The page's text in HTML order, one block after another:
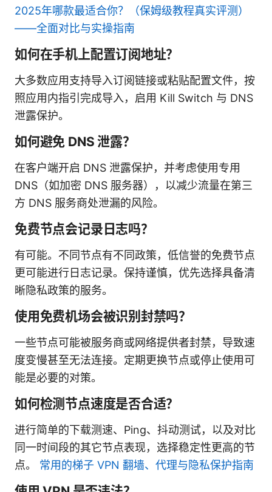
2025年哪款最适合你？（保姆级教程真实评测）
——全面对比与实操指南
如何在手机上配置订阅地址？
大多数应用支持导入订阅链接或粘贴配置文件，按
照应用内指引完成导入，启用 Kill Switch 与 DNS
泄露保护。
如何避免 DNS 泄露？
在客户端开启 DNS 泄露保护，并考虑使用专用
DNS（如加密 DNS 服务器），以减少流量在第三
方 DNS 服务商处泄漏的风险。
免费节点会记录日志吗？
有可能。不同节点有不同政策，低信誉的免费节点
更可能进行日志记录。保持谨慎，优先选择具备清
晰隐私政策的服务。
使用免费机场会被识别封禁吗？
一些节点可能被服务商或网络提供者封禁，导致速
度变慢甚至无法连接。定期更换节点或停止使用可
能是必要的对策。
如何检测节点速度是否合适？
进行简单的下载测速、Ping、抖动测试，以及对比
同一时间段的其它节点表现，选择稳定性更高的节
点。 常用的梯子 VPN 翻墙、代理与隐私保护指南